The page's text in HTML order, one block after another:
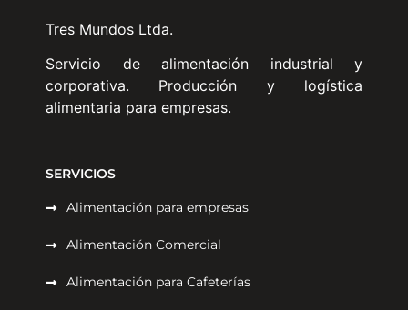
Tres Mundos Ltda.
Servicio de alimentación industrial y
corporativa. Producción y logística
alimentaria para empresas.
SERVICIOS
Alimentación para empresas
Alimentación Comercial
Alimentación para Cafeterías